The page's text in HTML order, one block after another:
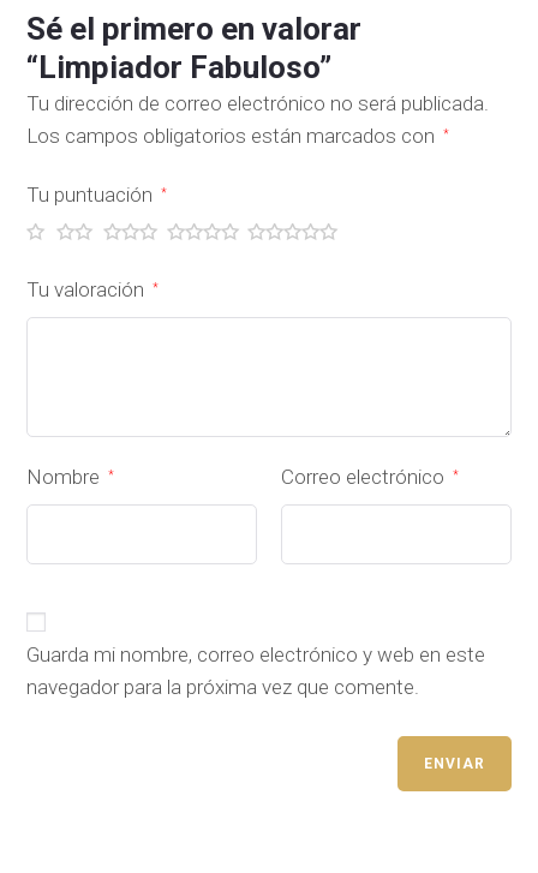
Sé el primero en valorar
“Limpiador Fabuloso”
Tu dirección de correo electrónico no será publicada.
Los campos obligatorios están marcados con
*
Tu puntuación *
Tu valoración *
Nombre * Correo electrónico *
Guarda mi nombre, correo electrónico y web en este
navegador para la próxima vez que comente.